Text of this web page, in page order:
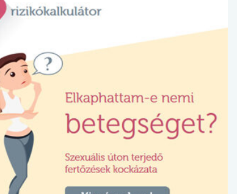
#Suli, munka
Angol középfokú
nyelvvizsga teszt -
No.42
#Suli, munka
teszt